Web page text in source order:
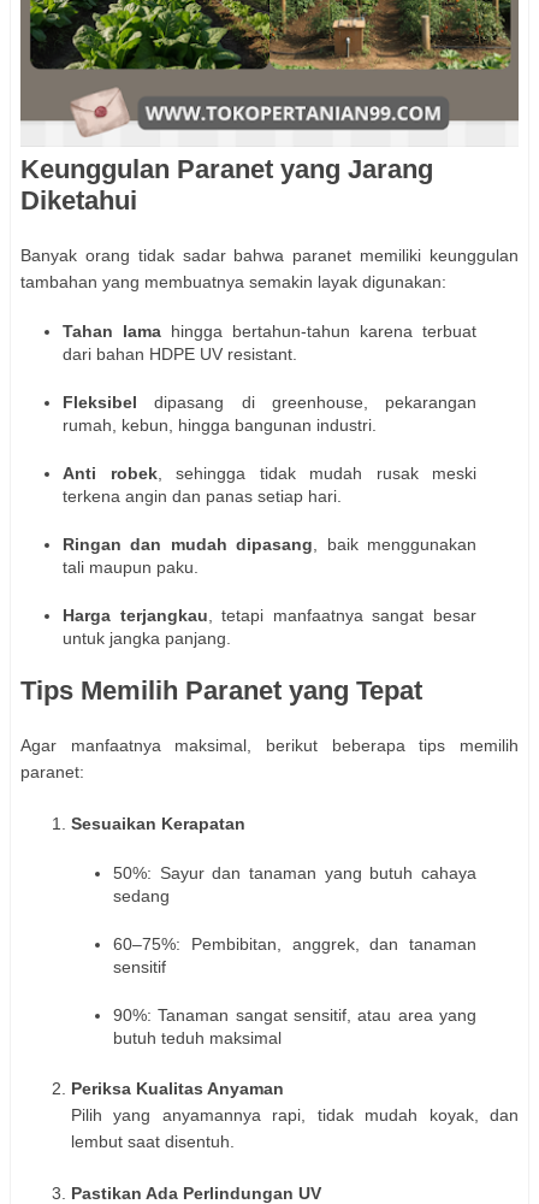
Keunggulan Paranet yang Jarang
Diketahui
Banyak orang tidak sadar bahwa paranet memiliki keunggulan
tambahan yang membuatnya semakin layak digunakan:
Tahan lama hingga bertahun-tahun karena terbuat
dari bahan HDPE UV resistant.
Fleksibel dipasang di greenhouse, pekarangan
rumah, kebun, hingga bangunan industri.
Anti robek, sehingga tidak mudah rusak meski
terkena angin dan panas setiap hari.
Ringan dan mudah dipasang , baik menggunakan
tali maupun paku.
Harga terjangkau , tetapi manfaatnya sangat besar
untuk jangka panjang.
Tips Memilih Paranet yang Tepat
Agar manfaatnya maksimal, berikut beberapa tips memilih
paranet:
Sesuaikan Kerapatan
50%: Sayur dan tanaman yang butuh cahaya
sedang
60–75%: Pembibitan, anggrek, dan tanaman
sensitif
90%: Tanaman sangat sensitif, atau area yang
butuh teduh maksimal
Periksa Kualitas Anyaman
Pilih yang anyamannya rapi, tidak mudah koyak, dan
lembut saat disentuh.
Pastikan Ada Perlindungan UV